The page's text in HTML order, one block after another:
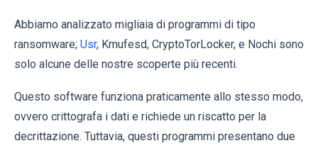
Abbiamo analizzato migliaia di programmi di tipo
ransomware; Usr, Kmufesd, CryptoTorLocker, e Nochi sono
solo alcune delle nostre scoperte più recenti.
Questo software funziona praticamente allo stesso modo,
ovvero crittografa i dati e richiede un riscatto per la
decrittazione. Tuttavia, questi programmi presentano due